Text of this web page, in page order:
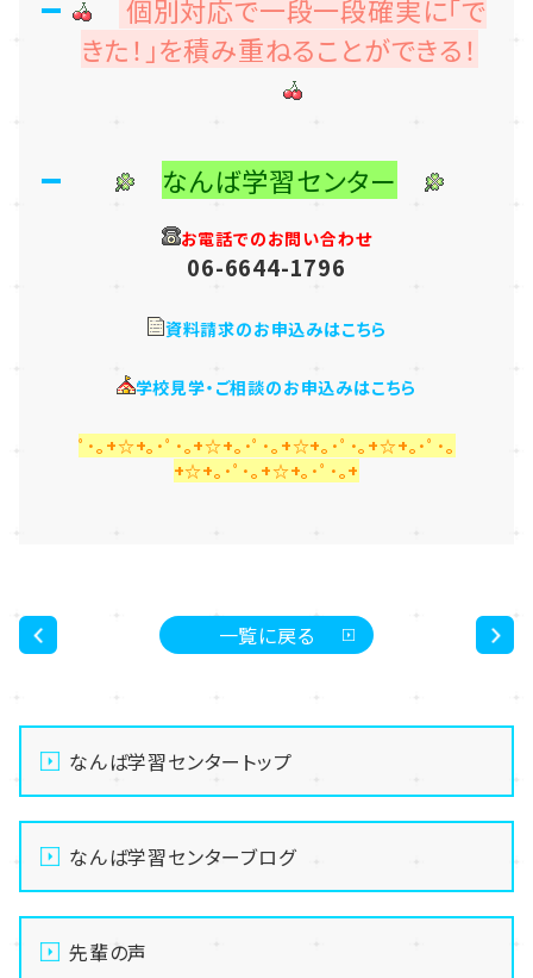
個別対応で一段一段確実に「で
きた！」を積み重ねることができる！
なんば学習センター
お電話でのお問い合わせ
06-6644-1796
資料請求のお申込みはこちら
学校見学・ご相談のお申込みはこちら
ﾟ･｡+☆+｡･ﾟ･｡+☆+｡･ﾟ･｡+☆+｡･ﾟ･｡+☆+｡･ﾟ･｡
+☆+｡･ﾟ･｡+☆+｡･ﾟ･｡+
一覧に戻る
なんば学習センタートップ
なんば学習センターブログ
先輩の声